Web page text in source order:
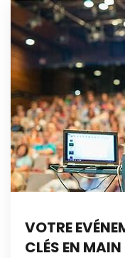
VOTRE
CLÉS EN MAIN